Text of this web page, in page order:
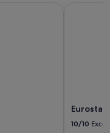
10/10